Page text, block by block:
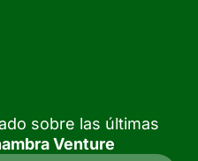
sobre las últimas
Venture